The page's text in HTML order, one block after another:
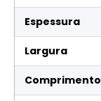
Espessura
Largura
Comprimento